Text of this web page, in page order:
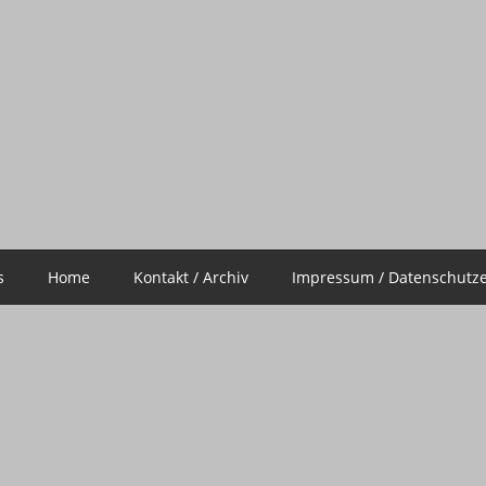
Home Kontakt / Archiv Impressum /